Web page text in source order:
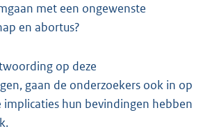
met een ongewenste
en abortus?
op deze
gaan de onderzoekers ook in op
implicaties hun bevindingen hebben